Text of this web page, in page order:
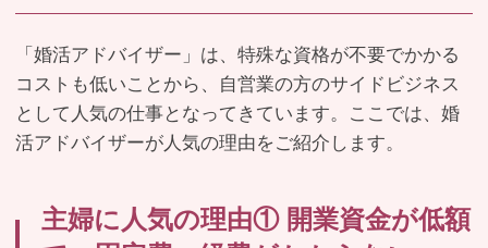
「婚活アドバイザー」は、特殊な資格が不要でかかる
コストも低いことから、自営業の方のサイドビジネス
として人気の仕事となってきています。ここでは、婚
活アドバイザーが人気の理由をご紹介します。
主婦に人気の理由① 開業資金が低額